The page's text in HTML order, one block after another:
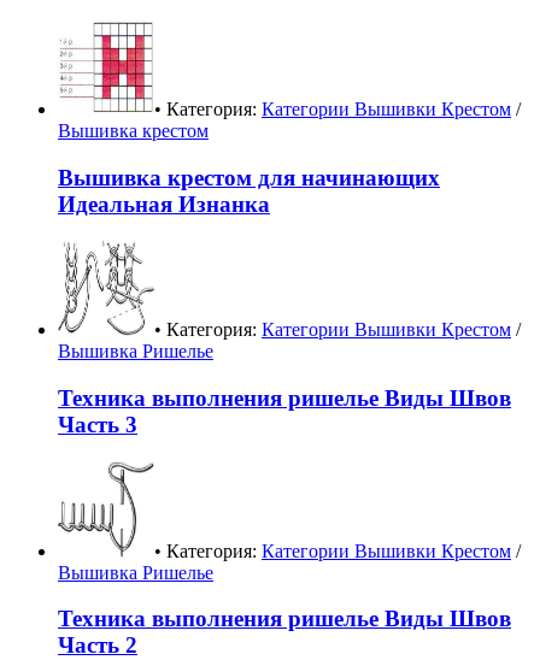
• Категория: Категории Вышивки Крестом /
Вышивка крестом
Вышивка крестом для начинающих
Идеальная Изнанка
• Категория: Категории Вышивки Крестом /
Вышивка Ришелье
Техника выполнения ришелье Виды Швов
Часть 3
• Категория: Категории Вышивки Крестом /
Вышивка Ришелье
Техника выполнения ришелье Виды Швов
Часть 2